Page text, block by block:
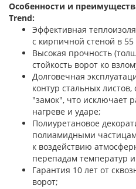
Особенности и
Trend:
Эффективная
с кирпичной стеной в 55
Высокая прочность
стойкость ворот ко
Долговечная
контур стальных
"замок", что исключает
нагреве и ударе;
Полиуретановое
полиамидными
к воздействию
перепадам температур
Гарантия 10 лет от
ворот;